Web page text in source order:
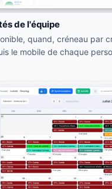
de l'équipe
quand, créneau par
le mobile de chaque